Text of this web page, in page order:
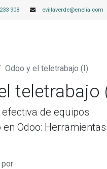
908 evillaverde@enelia.com
Odoo y el teletrabajo (I)
teletrabajo
de equipos
Odoo:
por